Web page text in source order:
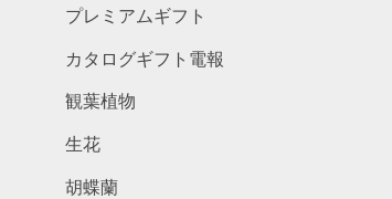
プレミアムギフト
カタログギフト電報
観葉植物
生花
胡蝶蘭